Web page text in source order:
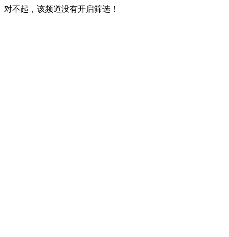
对不起，该频道没有开启筛选！